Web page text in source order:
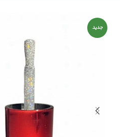
جدید